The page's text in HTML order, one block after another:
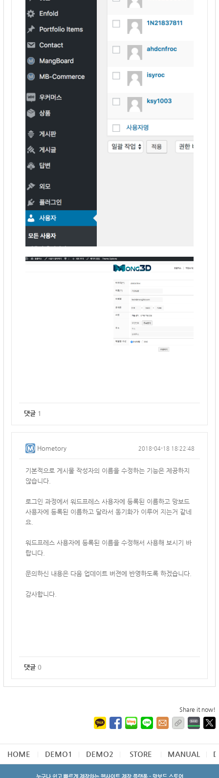
댓글 1
Hometory 2018-04-18 18:22:48
기본적으로 게시물 작성자의 이름을 수정하는 기능은 제공하지
않습니다.
로그인 과정에서 워드프레스 사용자에 등록된 이름하고 망보드
사용자에 등록된 이름하고 달라서 동기화가 이루어 지는거 같네
요.
워드프레스 사용자에 등록된 이름을 수정해서 사용해 보시기 바
랍니다.
문의하신 내용은 다음 업데이트 버젼에 반영하도록 하겠습니다.
감사합니다.
댓글 0
Share it now!
HOME DEMO1 DEMO2 STORE MANUAL